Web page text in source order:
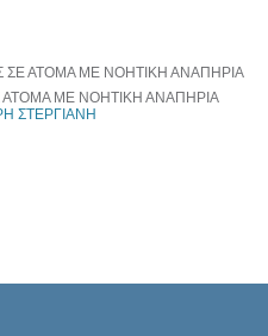
ΜΕ ΝΟΗΤΙΚΗ ΑΝΑΠΗΡΙΑ
ΣΤΕΡΓΙΑΝΗ